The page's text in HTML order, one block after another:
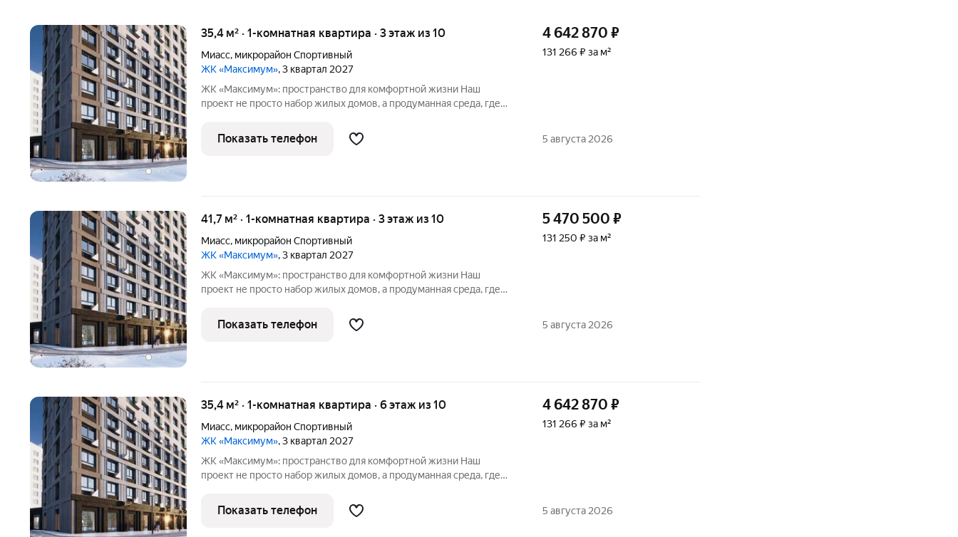
35,4 м² · 1-комнатная квартира · 3 этаж из 10
Миасс, микрорайон Спортивный
ЖК «Максимум», 3 квартал 2027
ЖК «Максимум»: пространство для комфортной жизни Наш
проект не просто набор жилых домов, а продуманная среда, где
познакомиться с жилым комплексом «Максимум». Чем
выделяется комплекс: -
4 642 870 ₽
131 266 ₽ за м²
Показать телефон 5 августа 2026
41,7 м² · 1-комнатная квартира · 3 этаж из 10
Миасс, микрорайон Спортивный
ЖК «Максимум», 3 квартал 2027
ЖК «Максимум»: пространство для комфортной жизни Наш
проект не просто набор жилых домов, а продуманная среда, где
познакомиться с жилым комплексом «Максимум», в котором
внимание к деталям выходит на
5 470 500 ₽
131 250 ₽ за м²
Показать телефон 5 августа 2026
35,4 м² · 1-комнатная квартира · 6 этаж из 10
Миасс, микрорайон Спортивный
ЖК «Максимум», 3 квартал 2027
ЖК «Максимум»: пространство для комфортной жизни Наш
проект не просто набор жилых домов, а продуманная среда, где
познакомиться с жилым комплексом «Максимум». Чем
выделяется комплекс: -
4 642 870 ₽
131 266 ₽ за м²
Показать телефон 5 августа 2026